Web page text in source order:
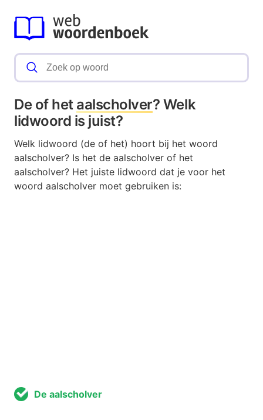
De of het aalscholver? Welk
lidwoord is juist?
Welk lidwoord (de of het) hoort bij het woord
aalscholver? Is het de aalscholver of het
aalscholver? Het juiste lidwoord dat je voor het
woord aalscholver moet gebruiken is:
De aalscholver